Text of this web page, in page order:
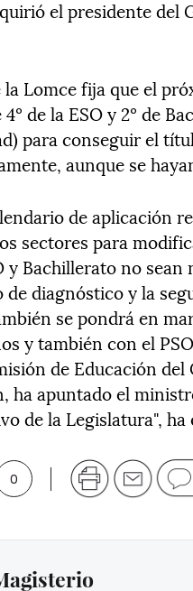
el presidente del
Lomce fija que el
de la ESO y 2º de
para conseguir el
aunque se
de aplicación
sectores para
y Bachillerato no
diagnóstico y la
se pondrá en
y también con el
de Educación
ha apuntado el
de la Legislatura", ha
0